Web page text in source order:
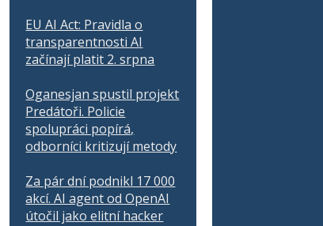
EU AI Act: Pravidla o
transparentnosti AI
začínají platit 2. srpna
Oganesjan spustil projekt
Predátoři. Policie
spolupráci popírá,
odborníci kritizují metody
Za pár dní podnikl 17 000
akcí. AI agent od OpenAI
útočil jako elitní hacker